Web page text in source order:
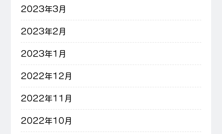
2023年3月
2023年2月
2023年1月
2022年12月
2022年11月
2022年10月